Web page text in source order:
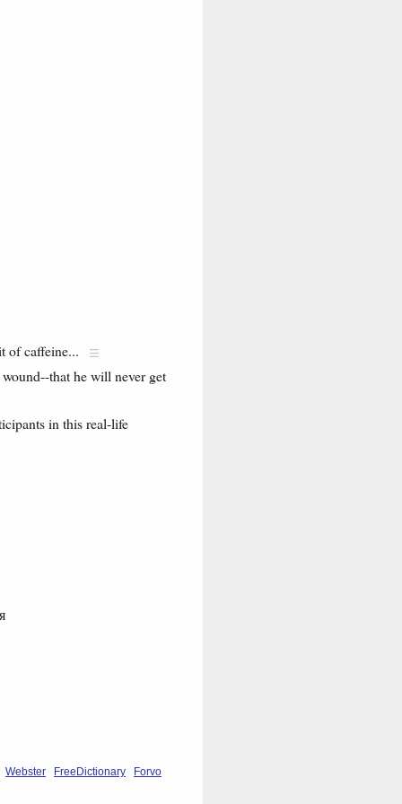
of caffeine...
that he will never get
in this real-life
Webster FreeDictionary Forvo